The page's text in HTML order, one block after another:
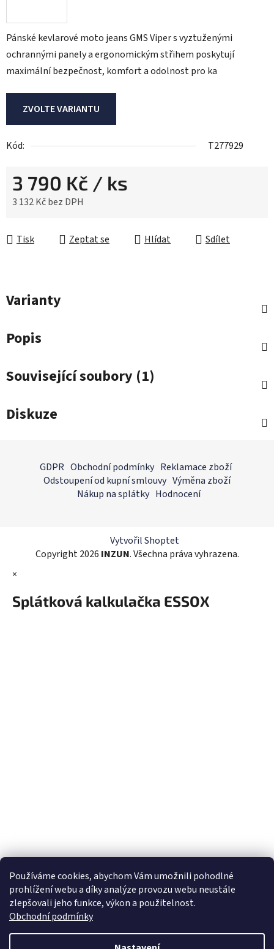
Používáme cookies, abychom Vám umožnili pohodlné
prohlížení webu a díky analýze provozu webu neustále
zlepšovali jeho funkce, výkon a použitelnost.
Obchodní podmínky
Pánské kevlarové moto jeans GMS Viper s vyztuženými
ochrannými panely a ergonomickým střihem poskytují
maximální bezpečnost, komfort a odolnost pro ka
ZVOLTE VARIANTU
Kód: T277929
3 790 Kč / ks
3 132 Kč bez DPH
Tisk
Zeptat se Hlídat Sdílet
Varianty
Popis
Související soubory (1)
Diskuze
GDPR Obchodní podmínky Reklamace zboží
Odstoupení od kupní smlouvy Výměna zboží
Nákup na splátky Hodnocení
Vytvořil Shoptet
Copyright 2026 INZUN. Všechna práva vyhrazena.
×
Splátková kalkulačka ESSOX